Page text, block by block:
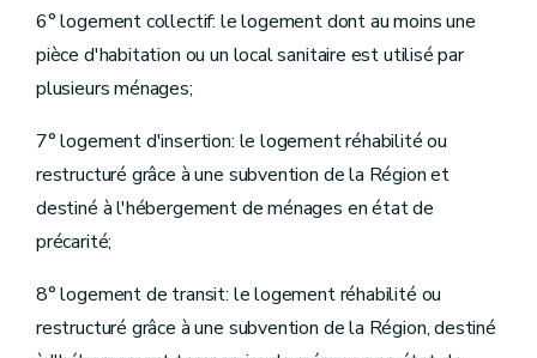
Sous-section 2 Du commissaire
Sous-section 3
Section 4 Du Fonds régional de solidarité
Section 5
Chapitre III
Des sociétés de crédit social
Chapitre IV
Du Fonds du logement des familles nombreuses de Wallonie
Section première Généralités
Section 2 Du contrat de gestion
Section 3
Du financement
Section 4 De l'administration et du contrôle
Chapitre V
Section première Dispositions communes
Des dispositions spécifiques aux agences immobilières sociales
Section 3 Des dispositions spécifiques aux régies de quartier sociales
6° logement collectif: le logement dont au moins une
pièce d'habitation ou un local sanitaire est utilisé par
plusieurs ménages;
7° logement d'insertion: le logement réhabilité ou
restructuré grâce à une subvention de la Région et
destiné à l'hébergement de ménages en état de
précarité;
8° logement de transit: le logement réhabilité ou
restructuré grâce à une subvention de la Région, destiné